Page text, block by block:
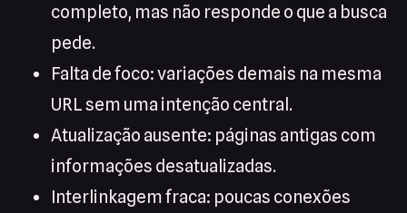
completo, mas não responde o que a busca
pede.
Falta de foco: variações demais na mesma
URL sem uma intenção central.
Atualização ausente: páginas antigas com
informações desatualizadas.
Interlinkagem fraca: poucas conexões